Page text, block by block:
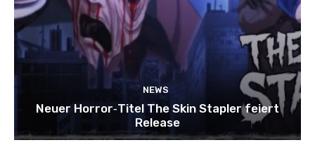
NEWS
Neuer Horror‑Titel The Skin Stapler feiert
Release